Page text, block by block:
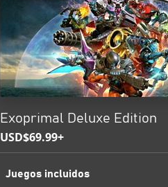
Exoprimal Deluxe Edition
USD$69.99+
Juegos incluidos